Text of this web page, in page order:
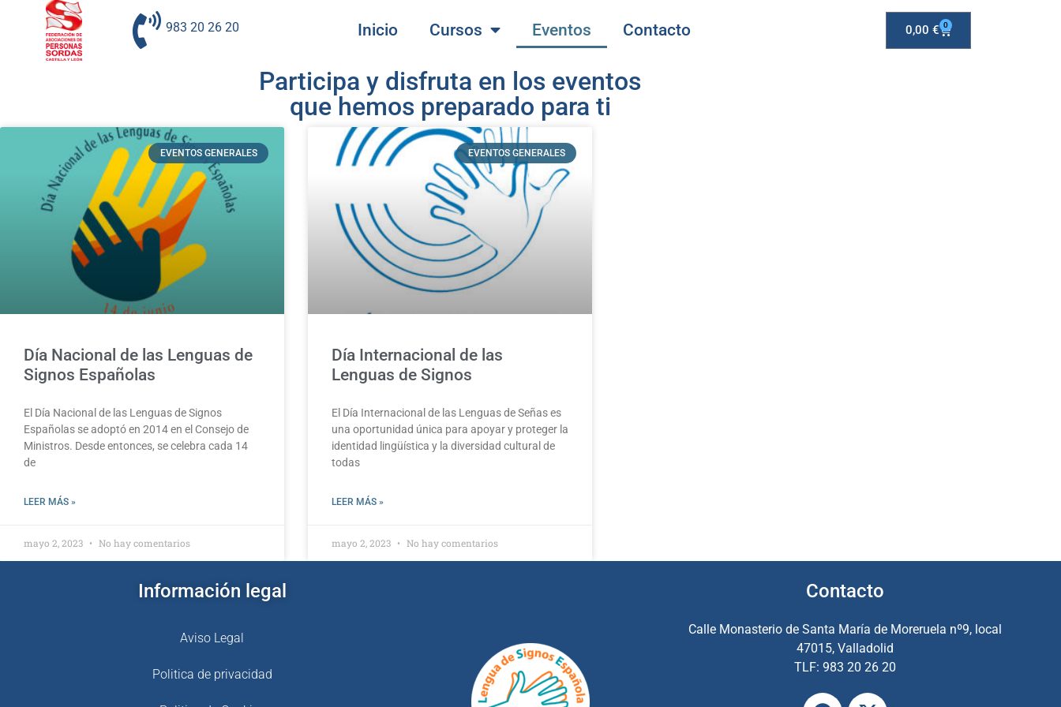
983 20 26 20 Inicio Cursos Eventos Contacto 0,00€ 0
Participa y disfruta en los eventos
que hemos preparado para ti
EVENTOS GENERALES
Día Nacional de las Lenguas de
Signos Españolas
El Día Nacional de las Lenguas de Signos
Españolas se adoptó en 2014 en el Consejo de
Ministros. Desde entonces, se celebra cada 14
de
LEER MÁS »
mayo 2, 2023 No hay comentarios
EVENTOS GENERALES
Día Internacional de las
Lenguas de Signos
El Día Internacional de las Lenguas de Señas es
una oportunidad única para apoyar y proteger la
identidad lingüística y la diversidad cultural de
todas
LEER MÁS »
mayo 2, 2023 No hay comentarios
Información legal
Aviso Legal
Politica de privacidad
Contacto
Calle Monasterio de Santa María de Moreruela nº9, local
47015, Valladolid
TLF: 983 20 26 20